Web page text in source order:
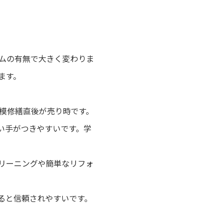
の有無で大きく変わりま
す。
繕直後が売り時です。
がつきやすいです。学
ーニングや簡単なリフォ
信頼されやすいです。